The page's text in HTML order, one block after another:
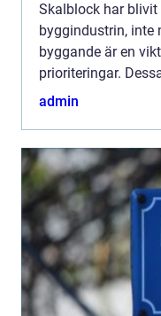
Skalblock har
byggindustrin, inte
byggande är en
prioriteringar.
som formblock,
admin